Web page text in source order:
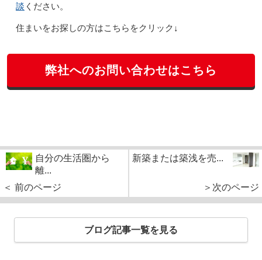
談 ください。
住まいをお探しの方はこちらをクリック↓
弊社へのお問い合わせはこちら
自分の生活圏から
離...
＜ 前のページ
新築または築浅を売...
＞次のページ
ブログ記事一覧を見る